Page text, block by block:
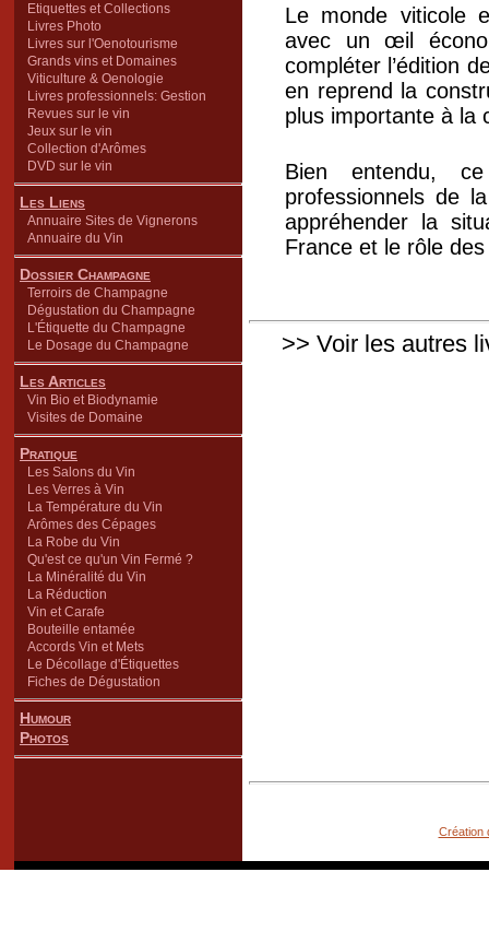
Etiquettes et Collections
Livres Photo
Livres sur l'Oenotourisme
Grands vins et Domaines
Viticulture & Oenologie
Livres professionnels: Gestion
Revues sur le vin
Jeux sur le vin
Collection d'Arômes
DVD sur le vin
Les Liens
Annuaire Sites de Vignerons
Annuaire du Vin
Dossier Champagne
Terroirs de Champagne
Dégustation du Champagne
L'Étiquette du Champagne
Le Dosage du Champagne
Les Articles
Vin Bio et Biodynamie
Visites de Domaine
Pratique
Les Salons du Vin
Les Verres à Vin
La Température du Vin
Arômes des Cépages
La Robe du Vin
Qu'est ce qu'un Vin Fermé ?
La Minéralité du Vin
La Réduction
Vin et Carafe
Bouteille entamée
Accords Vin et Mets
Le Décollage d'Étiquettes
Fiches de Dégustation
Humour
Photos
Le monde viticole
avec un œil
compléter l’édition
en reprend la
plus importante à la
Bien entendu,
professionnels de
appréhender la
France et le rôle
>> Voir les autres
Création